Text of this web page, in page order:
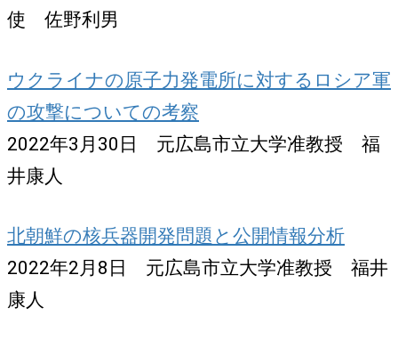
使 佐野利男
ウクライナの原子力発電所に対するロシア軍
の攻撃についての考察
2022年3月30日 元広島市立大学准教授 福
井康人
北朝鮮の核兵器開発問題と公開情報分析
2022年2月8日 元広島市立大学准教授 福井
康人